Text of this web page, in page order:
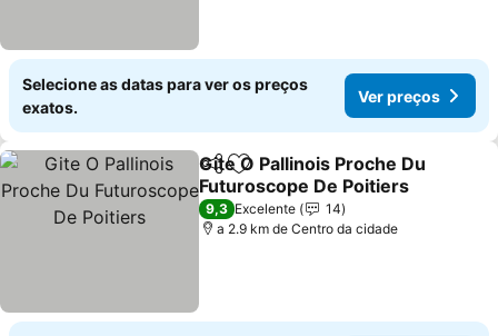
Selecione as datas para ver os preços
exatos.
Ver preços
PartilharAdicionar aos favoritos
Gite O Pallinois Proche Du
Futuroscope De Poitiers
Ver preços
9,3 Excelente
14
a 2.9 km de Centro da cidade